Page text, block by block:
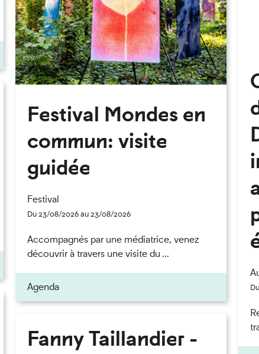
Festival Mondes en
commun: visite
guidée
Festival
Du 23/08/2026 au 23/08/2026
Accompagnés par une médiatrice, venez
découvrir à travers une visite du ...
Agenda
Fanny Taillandier -
des cookies